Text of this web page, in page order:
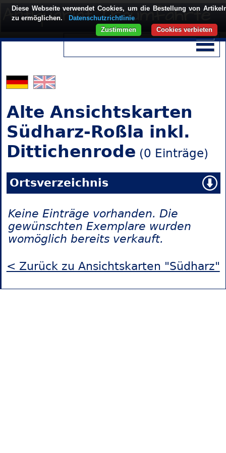
Alte Ansichtskarten
Südharz-Roßla inkl.
Dittichenrode (0 Einträge)
Ortsverzeichnis
Keine Einträge vorhanden. Die
gewünschten Exemplare wurden
womöglich bereits verkauft.
< Zurück zu Ansichtskarten "Südharz"
Diese Webseite verwendet Cookies, um die Bestellung von
zu ermöglichen.
Datenschutzrichtlinie
Cookies verbieten
Zustimmen